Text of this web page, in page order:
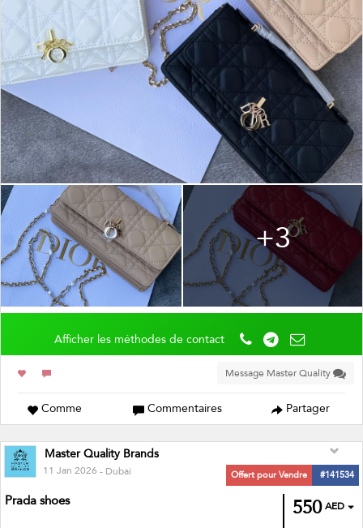
+3
Comme Commentaires Partager
Master Quality Brands
11 Jan 2026- Dubai Offert pour Vendre #141534
550
Prada shoes